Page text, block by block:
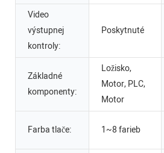
Video
výstupnej
kontroly:
Poskytnuté
Základné
komponenty:
Ložisko,
Motor, PLC,
Motor
Farba tlače: 1~8 farieb